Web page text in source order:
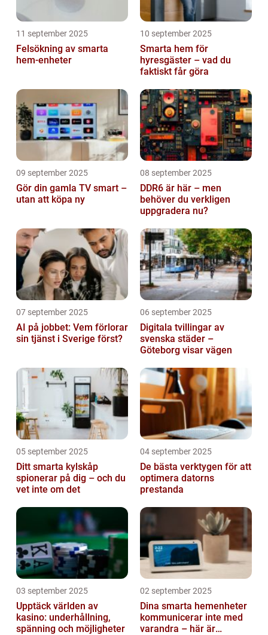
11 september 2025
Felsökning av smarta
hem-enheter
10 september 2025
Smarta hem för
hyresgäster – vad du
faktiskt får göra
09 september 2025
Gör din gamla TV smart –
utan att köpa ny
08 september 2025
DDR6 är här – men
behöver du verkligen
uppgradera nu?
07 september 2025
AI på jobbet: Vem förlorar
sin tjänst i Sverige först?
06 september 2025
Digitala tvillingar av
svenska städer –
Göteborg visar vägen
05 september 2025
Ditt smarta kylskåp
spionerar på dig – och du
vet inte om det
04 september 2025
De bästa verktygen för att
optimera datorns
prestanda
03 september 2025
Upptäck världen av
kasino: underhållning,
spänning och möjligheter
02 september 2025
Dina smarta hemenheter
kommunicerar inte med
varandra – här är